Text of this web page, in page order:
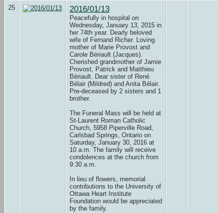
25 2016/01/13
Peacefully in hospital on
Wednesday, January 13, 2015 in
her 74th year. Dearly beloved
wife of Fernand Richer. Loving
mother of Marie Provost and
Carole Bériault (Jacques).
Cherished grandmother of Jamie
Provost, Patrick and Matthieu
Bériault. Dear sister of René
Bélair (Mildred) and Anita Bélair.
Pre-deceased by 2 sisters and 1
brother.
The Funeral Mass will be held at
St-Laurent Roman Catholic
Church, 5958 Piperville Road,
Carlsbad Springs, Ontario on
Saturday, January 30, 2016 at
10 a.m. The family will receive
condolences at the church from
9:30 a.m.
In lieu of flowers, memorial
contributions to the University of
Ottawa Heart Institute
Foundation would be appreciated
by the family.